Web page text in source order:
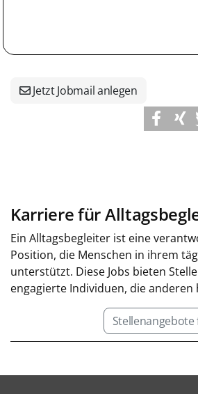
Jetzt Jobmail anlegen
Karriere für
Ein Alltagsbegleiter ist eine
Position, die Menschen in ihrem
unterstützt. Diese Jobs bieten
engagierte Individuen, die anderen